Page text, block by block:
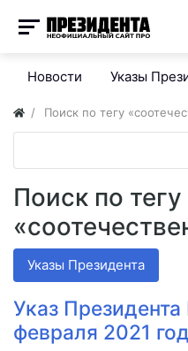
Новости Указы
Поиск по тегу
Поиск по тегу
Указы Президента
Указ
февраля 2021